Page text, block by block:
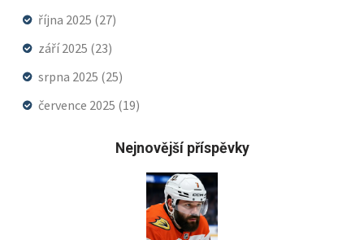
října 2025 (27)
září 2025 (23)
srpna 2025 (25)
července 2025 (19)
Nejnovější příspěvky